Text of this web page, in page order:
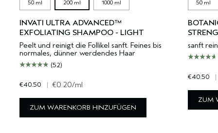
50 ml 200 ml 1000 ml
INVATI ULTRA ADVANCED™
EXFOLIATING SHAMPOO - LIGHT
Peelt und reinigt die Follikel sanft. Feines bis
normales, dünner werdendes Haar
(52)
€40.50 | €0.20/ml
ZUM WARENKORB HINZUFÜGEN
50 ml
sanft
€40.50 |
ZUM